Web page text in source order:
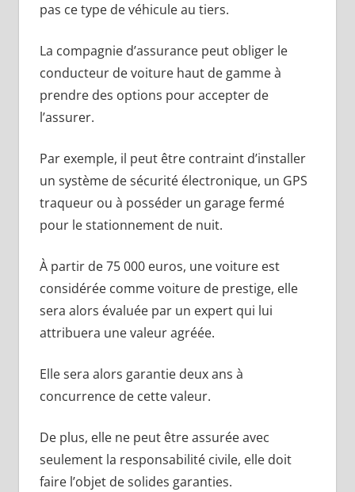
pas ce type de véhicule au tiers.
La compagnie d’assurance peut obliger le
conducteur de voiture haut de gamme à
prendre des options pour accepter de
l’assurer.
Par exemple, il peut être contraint d’installer
un système de sécurité électronique, un GPS
traqueur ou à posséder un garage fermé
pour le stationnement de nuit.
À partir de 75 000 euros, une voiture est
considérée comme voiture de prestige, elle
sera alors évaluée par un expert qui lui
attribuera une valeur agréée.
Elle sera alors garantie deux ans à
concurrence de cette valeur.
De plus, elle ne peut être assurée avec
seulement la responsabilité civile, elle doit
faire l’objet de solides garanties.